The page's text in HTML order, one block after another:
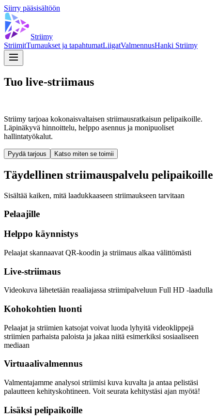
Siirry pääsisältöön
Striimy
StriimitTurnaukset ja tapahtumatLiigatValmennusHanki Striimy
Tuo live-striimaus
Striimy tarjoaa kokonaisvaltaisen striimausratkaisun pelipaikoille.
Läpinäkyvä hinnoittelu, helppo asennus ja monipuoliset
hallintatyökalut.
Pyydä tarjous Katso miten se toimii
Täydellinen striimauspalvelu pelipaikoille
Sisältää kaiken, mitä laadukkaaseen striimaukseen tarvitaan
Pelaajille
Helppo käynnistys
Pelaajat skannaavat QR-koodin ja striimaus alkaa välittömästi
Live-striimaus
Videokuva lähetetään reaaliajassa striimipalveluun Full HD -laadulla
Kohokohtien luonti
Pelaajat ja striimien katsojat voivat luoda lyhyitä videoklippejä
striimien parhaista paloista ja jakaa niitä esimerkiksi sosiaaliseen
mediaan
Virtuaalivalmennus
Valmentajamme analysoi striimisi kuva kuvalta ja antaa pelistäsi
palautteen kehityskohtineen. Voit seurata kehitystäsi ajan myötä!
Lisäksi pelipaikoille